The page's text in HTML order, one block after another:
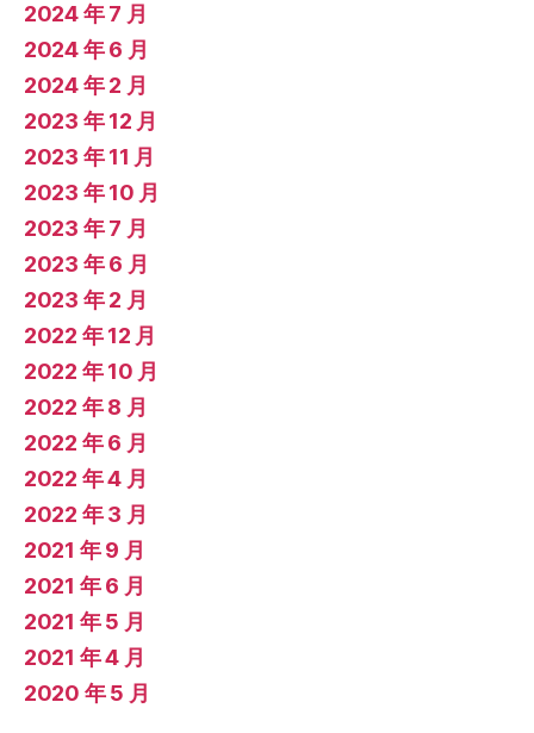
2024 年 7 月
2024 年 6 月
2024 年 2 月
2023 年 12 月
2023 年 11 月
2023 年 10 月
2023 年 7 月
2023 年 6 月
2023 年 2 月
2022 年 12 月
2022 年 10 月
2022 年 8 月
2022 年 6 月
2022 年 4 月
2022 年 3 月
2021 年 9 月
2021 年 6 月
2021 年 5 月
2021 年 4 月
2020 年 5 月